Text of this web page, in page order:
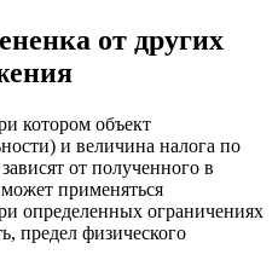
от других
котором объект
и величина налога по
от полученного в
применяться
определенных ограничениях
предел физического